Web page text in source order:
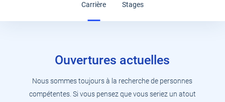
Carrière Stages
Ouvertures actuelles
Nous sommes toujours à la recherche de personnes
compétentes. Si vous pensez que vous seriez un atout